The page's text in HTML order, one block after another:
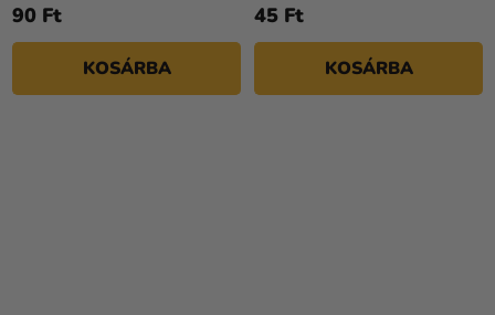
90 Ft
KOSÁRBA
45 Ft
KOSÁRBA